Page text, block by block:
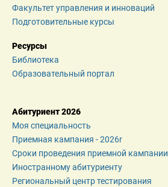
Факультет управления и инноваций
Подготовительные курсы
Ресурсы
Библиотека
Образовательный портал
Абитуриент 2026
Моя специальность
Приемная кампания - 2026r
Сроки проведения приемной кампании
Иностранному абитуриенту
Региональный центр тестирования